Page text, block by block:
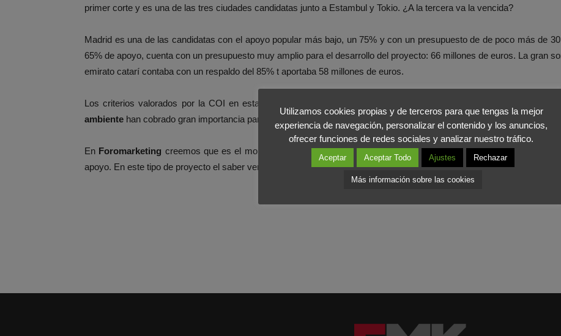
primer corte y es una de las tres ciudades candidatas junto a Estambul y Tokio. ¿A la tercera va la vencida?
Madrid es una de las candidatas con el apoyo popular más bajo, un 75% y con un presupuesto de de poco más de
65% de apoyo, cuenta con un presupuesto muy amplio para el desarrollo del proyecto: 66 millones de euros. La gran
emirato catarí contaba con un respaldo del 85% t aportaba 58 millones de euros.
Los criterios valorados por la COI en esta ocasión han cambiado ligeramente respecto a otras ediciones. La
ambiente han cobrado gran importancia para el proceso de selección. La decisión final se tomará el próximo 7 de
En Foromarketing creemos que es el momento de aprovechar la ocasión para utilizar más y mejor y fomentar el
apoyo. En este tipo de proyecto el saber vender es imprescindible y ahora la capital debe sercompetitivay saber
Utilizamos cookies propias y de terceros para que tengas la mejor
experiencia de navegación, personalizar el contenido y los anuncios,
ofrecer funciones de redes sociales y analizar nuestro tráfico.
Aceptar Aceptar Todo Ajustes Rechazar
Más información sobre las cookies